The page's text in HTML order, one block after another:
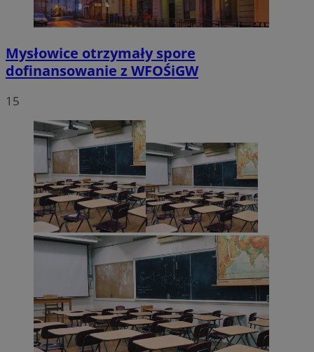
Mysłowice otrzymały spore
dofinansowanie z WFOŚiGW
15